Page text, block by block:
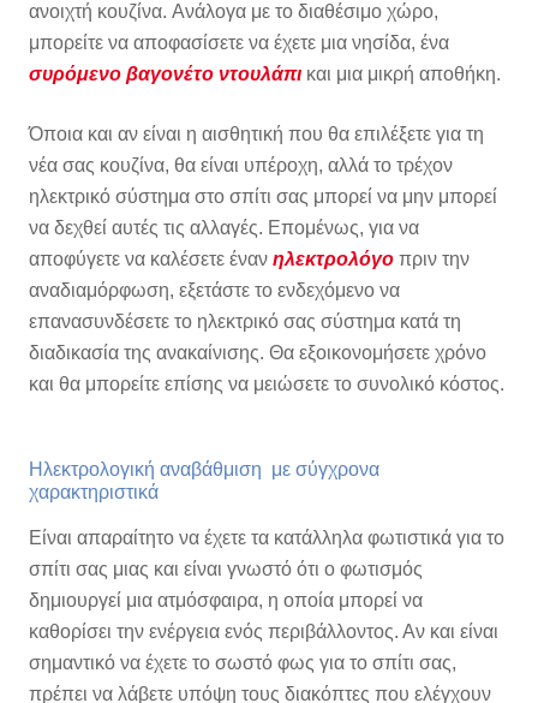
ανοιχτή κουζίνα. Ανάλογα με το διαθέσιμο χώρο,
μπορείτε να αποφασίσετε να έχετε μια νησίδα, ένα
συρόμενο βαγονέτο ντουλάπι και μια μικρή αποθήκη.
Όποια και αν είναι η αισθητική που θα επιλέξετε για τη
νέα σας κουζίνα, θα είναι υπέροχη, αλλά το τρέχον
ηλεκτρικό σύστημα στο σπίτι σας μπορεί να μην μπορεί
να δεχθεί αυτές τις αλλαγές. Επομένως, για να
αποφύγετε να καλέσετε έναν ηλεκτρολόγο πριν την
αναδιαμόρφωση, εξετάστε το ενδεχόμενο να
επανασυνδέσετε το ηλεκτρικό σας σύστημα κατά τη
διαδικασία της ανακαίνισης. Θα εξοικονομήσετε χρόνο
και θα μπορείτε επίσης να μειώσετε το συνολικό κόστος.
Ηλεκτρολογική αναβάθμιση με σύγχρονα
χαρακτηριστικά
Είναι απαραίτητο να έχετε τα κατάλληλα φωτιστικά για το
σπίτι σας μιας και είναι γνωστό ότι ο φωτισμός
δημιουργεί μια ατμόσφαιρα, η οποία μπορεί να
καθορίσει την ενέργεια ενός περιβάλλοντος. Αν και είναι
σημαντικό να έχετε το σωστό φως για το σπίτι σας,
πρέπει να λάβετε υπόψη τους διακόπτες που ελέγχουν